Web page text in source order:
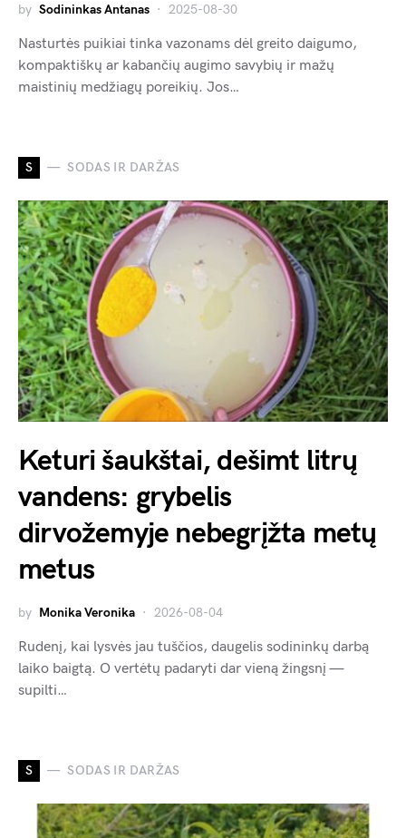
by Sodininkas Antanas 2025-08-30
Nasturtės puikiai tinka vazonams dėl greito daigumo,
kompaktiškų ar kabančių augimo savybių ir mažų
maistinių medžiagų poreikių. Jos…
S SODAS IR DARŽAS
Keturi šaukštai, dešimt litrų
vandens: grybelis
dirvožemyje nebegrįžta metų
metus
by Monika Veronika 2026-08-04
Rudenį, kai lysvės jau tuščios, daugelis sodininkų darbą
laiko baigtą. O vertėtų padaryti dar vieną žingsnį —
supilti…
S SODAS IR DARŽAS